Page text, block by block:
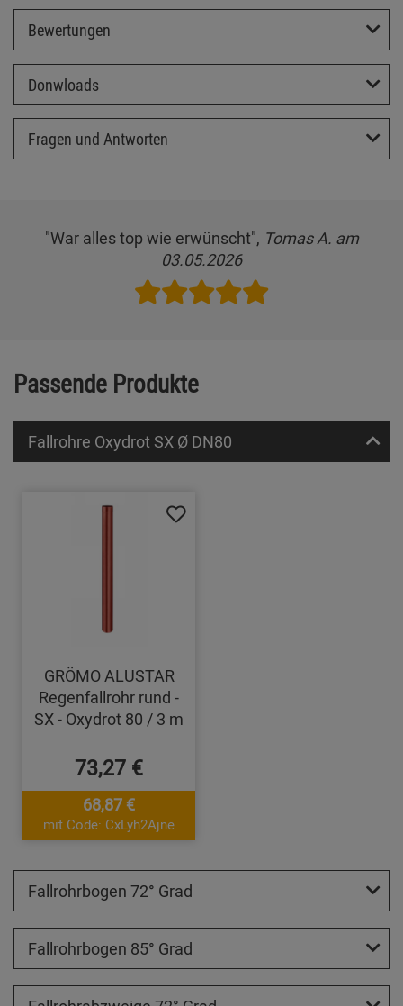
Bewertungen
Donwloads
Fragen und Antworten
"War alles top wie erwünscht", Tomas A. am
03.05.2026
Passende Produkte
Fallrohre Oxydrot SX Ø DN80
GRÖMO ALUSTAR
Regenfallrohr rund -
SX - Oxydrot 80 / 3 m
73,27 €
68,87 €
mit Code: CxLyh2Ajne
Fallrohrbogen 72° Grad
Fallrohrbogen 85° Grad